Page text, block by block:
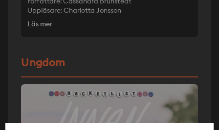
Författare: Cassandra Brunstedt
Uppläsare: Charlotta Jonsson
Läs mer
Ungdom